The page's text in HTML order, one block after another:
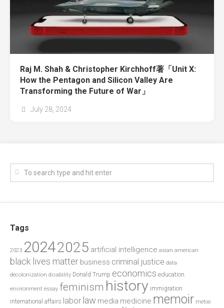
Raj M. Shah & Christopher Kirchhoff著「Unit X:
How the Pentagon and Silicon Valley Are
Transforming the Future of War」
July 28, 2024
Tags
2023 20242025 artificial intelligence asian american
black lives matter business criminal justice data
decolonization disability Donald Trump economics education
environment essay feminism history immigration
international affairs labor law media medicine memoir metoo